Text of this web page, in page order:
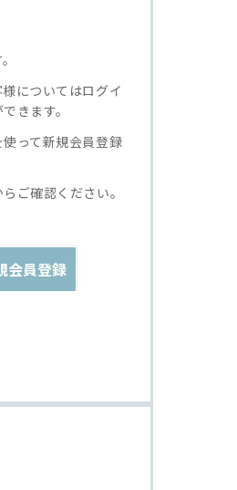
についてはログイ
きます。
って新規会員登録
らご確認ください。
会員登録